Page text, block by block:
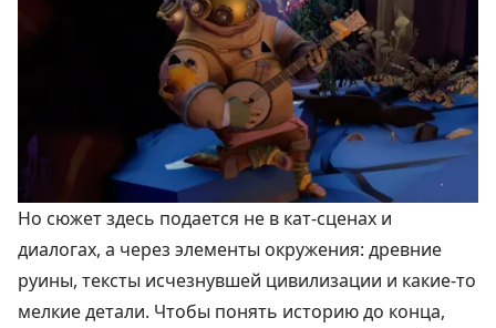
Но сюжет здесь подается не в кат-сценах и
диалогах, а через элементы окружения: древние
руины, тексты исчезнувшей цивилизации и какие-то
мелкие детали. Чтобы понять историю до конца,